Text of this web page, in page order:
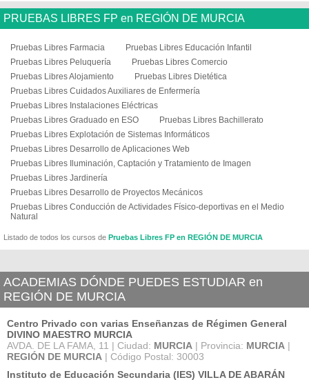
PRUEBAS LIBRES FP en REGIÓN DE MURCIA
Pruebas Libres Farmacia
Pruebas Libres Educación Infantil
Pruebas Libres Peluquería
Pruebas Libres Comercio
Pruebas Libres Alojamiento
Pruebas Libres Dietética
Pruebas Libres Cuidados Auxiliares de Enfermería
Pruebas Libres Instalaciones Eléctricas
Pruebas Libres Graduado en ESO
Pruebas Libres Bachillerato
Pruebas Libres Explotación de Sistemas Informáticos
Pruebas Libres Desarrollo de Aplicaciones Web
Pruebas Libres Iluminación, Captación y Tratamiento de Imagen
Pruebas Libres Jardinería
Pruebas Libres Desarrollo de Proyectos Mecánicos
Pruebas Libres Conducción de Actividades Físico-deportivas en el Medio
Natural
Listado de todos los cursos de Pruebas Libres FP en REGIÓN DE MURCIA
ACADEMIAS DÓNDE PUEDES ESTUDIAR en
REGIÓN DE MURCIA
Centro Privado con varias Enseñanzas de Régimen General
DIVINO MAESTRO MURCIA
AVDA. DE LA FAMA, 11 | Ciudad: MURCIA | Provincia: MURCIA |
REGIÓN DE MURCIA | Código Postal: 30003
Instituto de Educación Secundaria (IES) VILLA DE ABARÁN